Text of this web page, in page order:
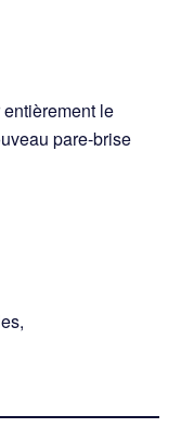
le
pare-brise